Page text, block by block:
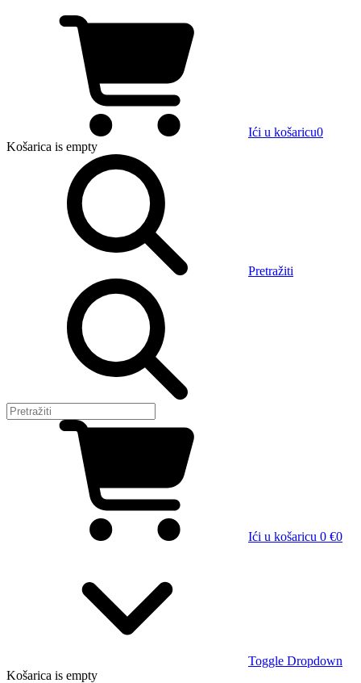
Ići u košaricu0
Košarica is empty
Pretražiti
Ići u košaricu 0 €0
Toggle Dropdown
Košarica is empty